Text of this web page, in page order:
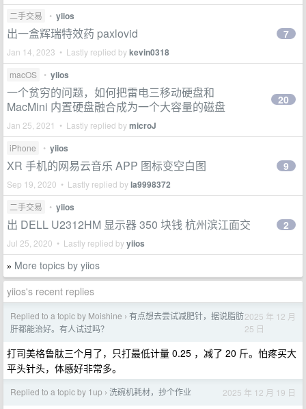
二手交易 • yiios
出一盒辉瑞特效药 paxlovid
Jan 14, 2023 • Lastly replied bykevin0318
7
macOS • yiios
一个贫穷的问题，如何把雷电三移动硬盘和
MacMini 内置硬盘融合成为一个大容量的磁盘
Jan 25, 2021 • Lastly replied bymicroJ
20
iPhone • yiios
XR 手机的网易云音乐 APP 图标变空白图
Sep 19, 2020 • Lastly replied byla9998372
9
二手交易 • yiios
出 DELL U2312HM 显示器 350 块钱 杭州滨江面交
Jul 25, 2020 • Lastly replied byyiios
2
» More topics by yiios
yiios's recent replies
Replied to a topic by Moishine › 有点想去尝试减肥针，据说脂肪
肝都能治好。有人试过吗？
2025 年 12 月
25 日
打司美格鲁肽三个月了，只打最低计量 0.25 ，减了 20 斤。怕疼买大
平头针头，体感好非常多。
Replied to a topic by 1up › 洗碗机耗材，抄个作业 2025 年 12 月 19 日